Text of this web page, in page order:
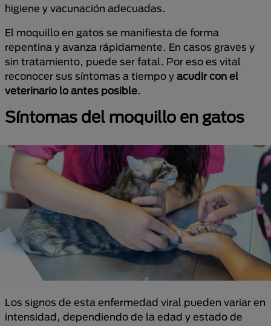
higiene y vacunación adecuadas.
El moquillo en gatos se manifiesta de forma
repentina y avanza rápidamente. En casos graves y
sin tratamiento, puede ser fatal. Por eso es vital
reconocer sus síntomas a tiempo y acudir con el
veterinario lo antes posible.
Síntomas del moquillo en gatos
Los signos de esta enfermedad viral pueden variar en
intensidad, dependiendo de la edad y estado de